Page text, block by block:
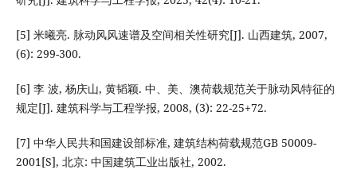
[5] 米曦亮. 脉动风风速谱及空间相关性研究[J]. 山西建筑, 2007,
(6): 299-300.
[6] 李 波, 杨庆山, 黄韬颖. 中、美、澳荷载规范关于脉动风特征的
规定[J]. 建筑科学与工程学报, 2008, (3): 22-25+72.
[7] 中华人民共和国建设部标准, 建筑结构荷载规范GB 50009-
2001[S], 北京: 中国建筑工业出版社, 2002.